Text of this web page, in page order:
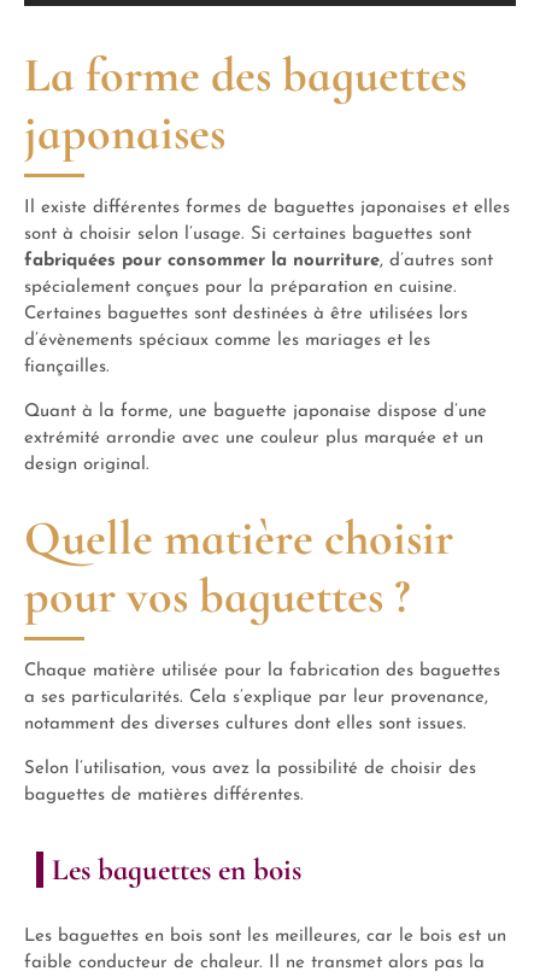
La forme des baguettes
japonaises
Il existe différentes formes de baguettes japonaises et elles
sont à choisir selon l’usage. Si certaines baguettes sont
fabriquées pour consommer la nourriture, d’autres sont
spécialement conçues pour la préparation en cuisine.
Certaines baguettes sont destinées à être utilisées lors
d’évènements spéciaux comme les mariages et les
fiançailles.
Quant à la forme, une baguette japonaise dispose d’une
extrémité arrondie avec une couleur plus marquée et un
design original.
Quelle matière choisir
pour vos baguettes ?
Chaque matière utilisée pour la fabrication des baguettes
a ses particularités. Cela s’explique par leur provenance,
notamment des diverses cultures dont elles sont issues.
Selon l’utilisation, vous avez la possibilité de choisir des
baguettes de matières différentes.
Les baguettes en bois
Les baguettes en bois sont les meilleures, car le bois est un
faible conducteur de chaleur. Il ne transmet alors pas la